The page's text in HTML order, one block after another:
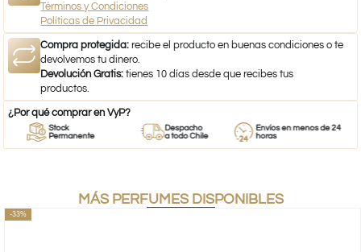
Términos y Condiciones
Políticas de Privacidad
Compra protegida: recibe el producto en buenas condiciones o te
devolvemos tu dinero.
Devolución Gratis: tienes 10 días desde que recibes tus
productos.
¿Por qué comprar en VyP?
Stock
Permanente
Despacho
a todo Chile
Envíos en menos de 24
horas
MÁS PERFUMES DISPONIBLES
-33%